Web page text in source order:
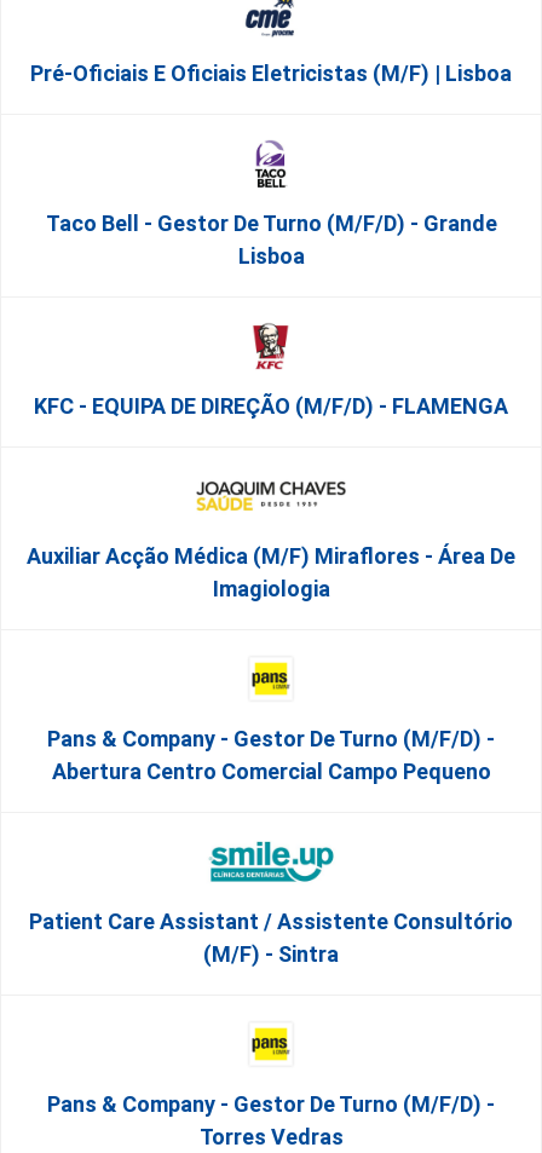
Pré-Oficiais E Oficiais Eletricistas (m/f) | Lisboa
Taco Bell - Gestor De Turno (m/f/d) - Grande
Lisboa
KFC - EQUIPA DE DIREÇÃO (m/f/d) - FLAMENGA
Auxiliar Acção Médica (M/F) Miraflores - Área De
Imagiologia
Pans & Company - Gestor De Turno (m/f/d) -
Abertura Centro Comercial Campo Pequeno
Patient Care Assistant / Assistente Consultório
(M/F) - Sintra
Pans & Company - Gestor De Turno (m/f/d) -
Torres Vedras